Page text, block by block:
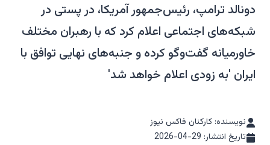
دونالد ترامپ، رئیس‌جمهور آمریکا، در پستی در
شبکه‌های اجتماعی اعلام کرد که با رهبران مختلف
خاورمیانه گفت‌وگو کرده و جنبه‌های نهایی توافق با
ایران 'به زودی اعلام خواهد شد'
نویسنده: کارکنان فاکس نیوز
تاریخ انتشار: 2026-04-29